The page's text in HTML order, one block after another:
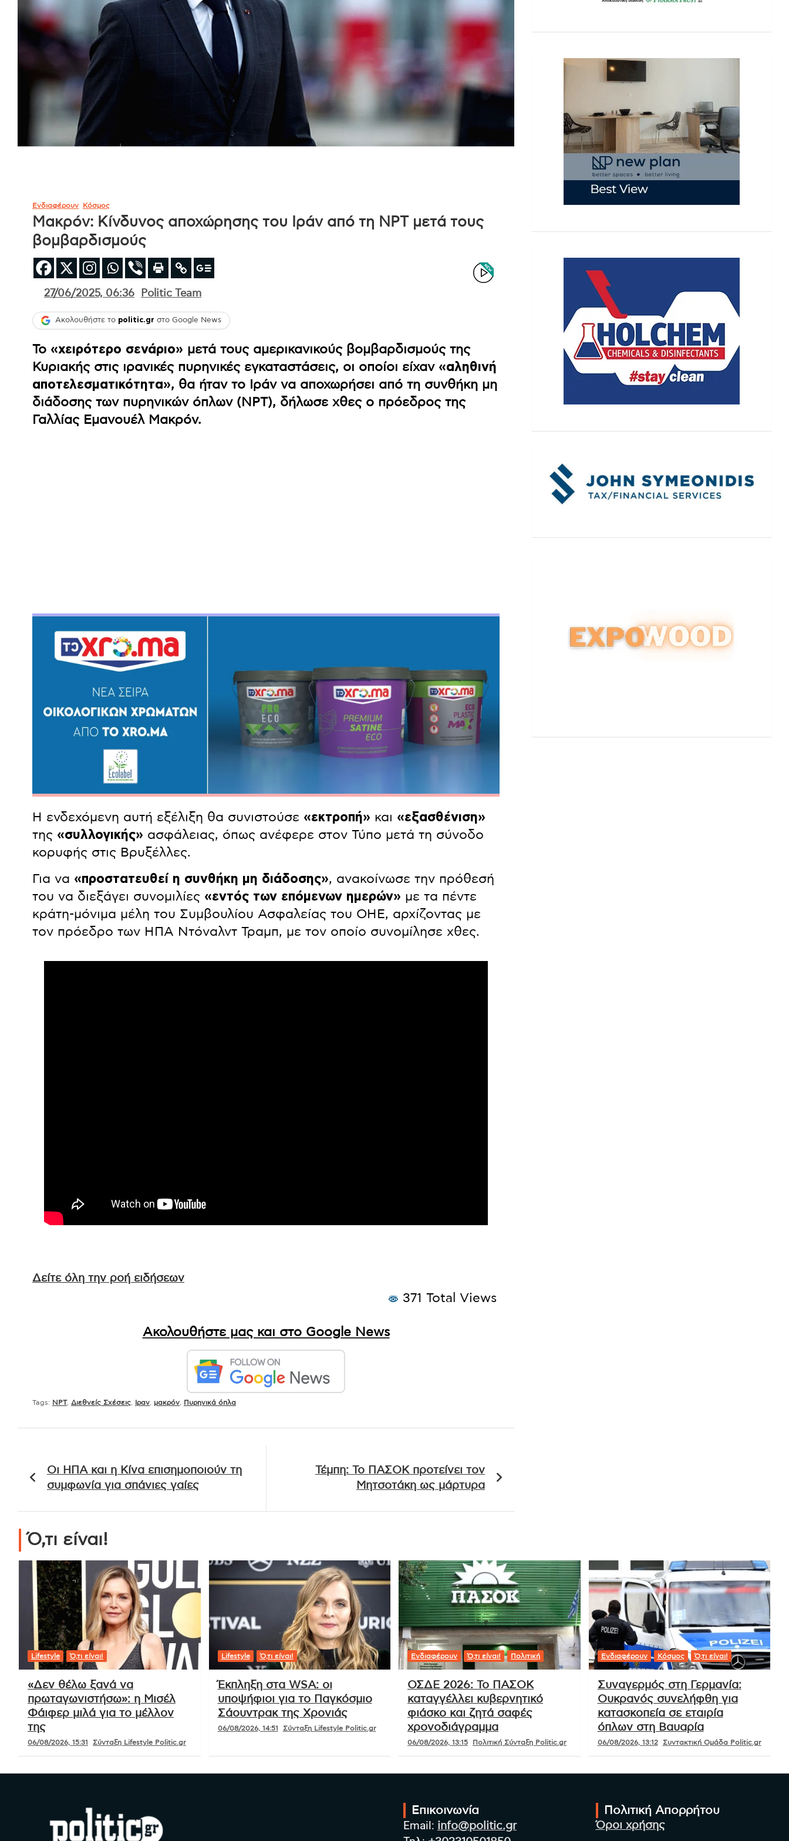
Ενδιαφέρουν Κόσμος
Μακρόν: Κίνδυνος αποχώρησης του Ιράν από τη NPT μετά τους
βομβαρδισμούς
27/06/2025, 06:36 Politic Team
Ακολουθήστε το politic.gr στο Google News
Το «χειρότερο σενάριο» μετά τους αμερικανικούς βομβαρδισμούς της
Κυριακής στις ιρανικές πυρηνικές εγκαταστάσεις, οι οποίοι είχαν «αληθινή
αποτελεσματικότητα», θα ήταν το Ιράν να αποχωρήσει από τη συνθήκη μη
διάδοσης των πυρηνικών όπλων (NPT), δήλωσε χθες ο πρόεδρος της
Γαλλίας Εμανουέλ Μακρόν.
Η ενδεχόμενη αυτή εξέλιξη θα συνιστούσε «εκτροπή» και «εξασθένιση»
της «συλλογικής» ασφάλειας, όπως ανέφερε στον Τύπο μετά τη σύνοδο
κορυφής στις Βρυξέλλες.
Για να «προστατευθεί η συνθήκη μη διάδοσης», ανακοίνωσε την πρόθεσή
του να διεξάγει συνομιλίες «εντός των επόμενων ημερών» με τα πέντε
κράτη-μόνιμα μέλη του Συμβουλίου Ασφαλείας του ΟΗΕ, αρχίζοντας με
τον πρόεδρο των ΗΠΑ Ντόναλντ Τραμπ, με τον οποίο συνομίλησε χθες.
Δείτε όλη την ροή ειδήσεων
371 Total Views
Ακολουθήστε μας και στο Google News
Tags: NPT, Διεθνείς Σχέσεις Ιραν μακρόν Πυρηνικά όπλα
άρθρων
Οι ΗΠΑ και η Κίνα επισημοποιούν τη
συμφωνία για σπάνιες γαίες
Τέμπη: Το ΠΑΣΟΚ προτείνει τον
Μητσοτάκη ως μάρτυρα
Ό,τι είναι!
Lifestyle Ό,τι είναι!
«Δεν θέλω ξανά να
πρωταγωνιστήσω»: η Μισέλ
Φάιφερ μιλά για το μέλλον
της
06/08/2026, 15:31 Σύνταξη Lifestyle Politic.gr
Lifestyle Ό,τι είναι!
Έκπληξη στα WSA: οι
υποψήφιοι για το Παγκόσμιο
Σάουντρακ της Χρονιάς
06/08/2026, 14:51 Σύνταξη Lifestyle Politic.gr
Ενδιαφέρουν Ό,τι είναι! Πολιτική
ΟΣΔΕ 2026: Το ΠΑΣΟΚ
καταγγέλλει κυβερνητικό
φιάσκο και ζητά σαφές
χρονοδιάγραμμα
06/08/2026, 13:15 Πολιτική Σύνταξη Politic.gr
Ενδιαφέρουν Κόσμος Ό,τι είναι!
Συναγερμός στη Γερμανία:
Ουκρανός συνελήφθη για
κατασκοπεία σε εταιρία
όπλων στη Βαυαρία
06/08/2026, 13:12 Συντακτική Ομάδα Politic.gr
Επικοινωνία
Email: info@politic.gr
Πολιτική Απορρήτου
Όροι χρήσης